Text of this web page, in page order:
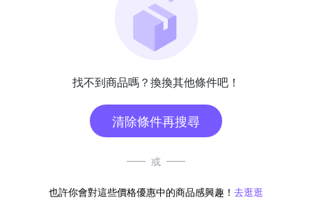
找不到商品嗎？換換其他條件吧！
清除條件再搜尋
或
也許你會對這些價格優惠中的商品感興趣！ 去逛逛